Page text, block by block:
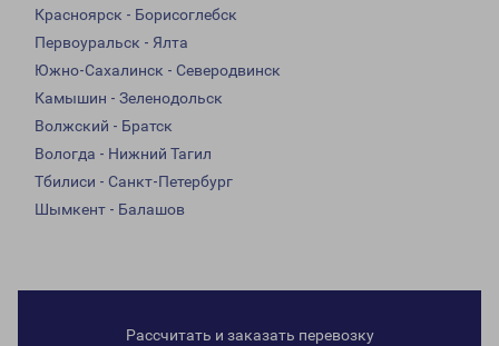
Красноярск - Борисоглебск
Первоуральск - Ялта
Южно-Сахалинск - Северодвинск
Камышин - Зеленодольск
Волжский - Братск
Вологда - Нижний Тагил
Тбилиси - Санкт-Петербург
Шымкент - Балашов
Рассчитать и заказать перевозку